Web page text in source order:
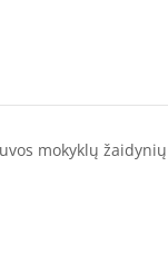
mokyklų